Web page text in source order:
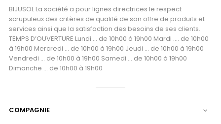
BIJUSOL La société a pour lignes directrices le respect
scrupuleux des critères de qualité de son offre de produits et
services ainsi que la satisfaction des besoins de ses clients.
TEMPS D’OUVERTURE Lundi ... de 10h00 à 19h00 Mardi .... de 10h00
à 19h00 Mercredi ... de 10h00 à 19h00 Jeudi ... de 10h00 à 19h00
Vendredi ... de 10h00 à 19h00 Samedi ... de 10h00 à 19h00
Dimanche ... de 10h00 à 19h00
COMPAGNIE 